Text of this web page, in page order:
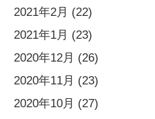
2021年2月 (22)
2021年1月 (23)
2020年12月 (26)
2020年11月 (23)
2020年10月 (27)